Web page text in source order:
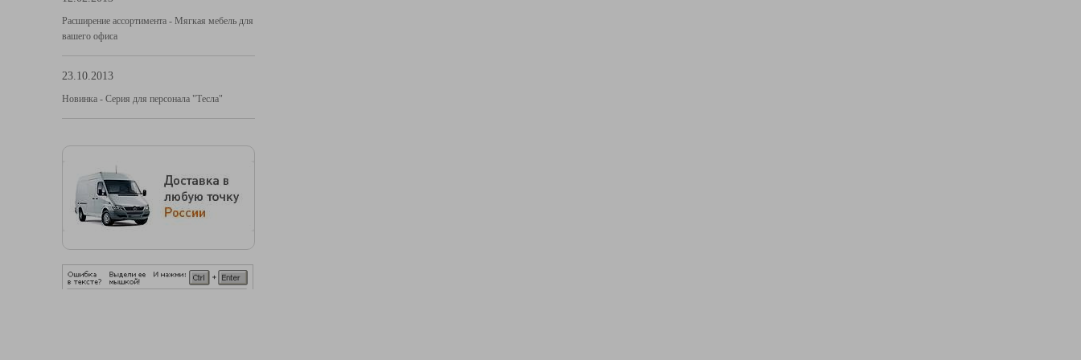
Расширение ассортимента - Мягкая мебель для
вашего офиса
23.10.2013
Новинка - Серия для персонала "Тесла"